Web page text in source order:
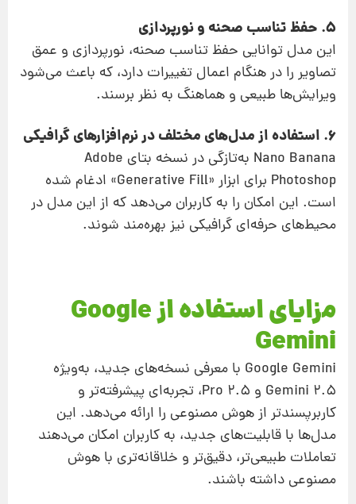
5. حفظ تناسب صحنه و نورپردازی
این مدل توانایی حفظ تناسب صحنه، نورپردازی و عمق
تصاویر را در هنگام اعمال تغییرات دارد، که باعث می‌شود
ویرایش‌ها طبیعی و هماهنگ به نظر برسند.
6. استفاده از مدل‌های مختلف در نرم‌افزارهای گرافیکی
Nano Banana به‌تازگی در نسخه بتای Adobe
Photoshop برای ابزار «Generative Fill» ادغام شده
است. این امکان را به کاربران می‌دهد که از این مدل در
محیط‌های حرفه‌ای گرافیکی نیز بهره‌مند شوند.
مزایای استفاده از Google
Gemini
Google Gemini با معرفی نسخه‌های جدید، به‌ویژه
Gemini 2.5 و 2.5 Pro، تجربه‌ای پیشرفته‌تر و
کاربرپسندتر از هوش مصنوعی را ارائه می‌دهد. این
مدل‌ها با قابلیت‌های جدید، به کاربران امکان می‌دهند
تعاملات طبیعی‌تر، دقیق‌تر و خلاقانه‌تری با هوش
مصنوعی داشته باشند.